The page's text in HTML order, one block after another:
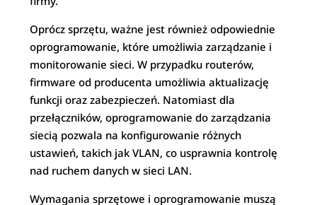
Oprócz sprzętu, ważne jest również odpowiednie
oprogramowanie, które umożliwia zarządzanie i
monitorowanie sieci. W przypadku routerów,
firmware od producenta umożliwia aktualizację
funkcji oraz zabezpieczeń. Natomiast dla
przełączników, oprogramowanie do zarządzania
siecią pozwala na konfigurowanie różnych
ustawień, takich jak VLAN, co usprawnia kontrolę
nad ruchem danych w sieci LAN.
Wymagania sprzętowe i oprogramowanie muszą